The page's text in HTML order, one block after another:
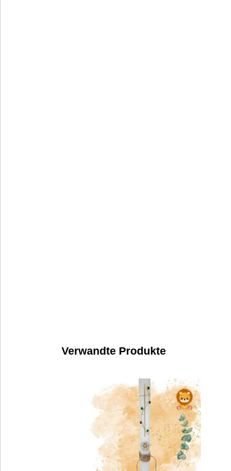
Verwandte Produkte